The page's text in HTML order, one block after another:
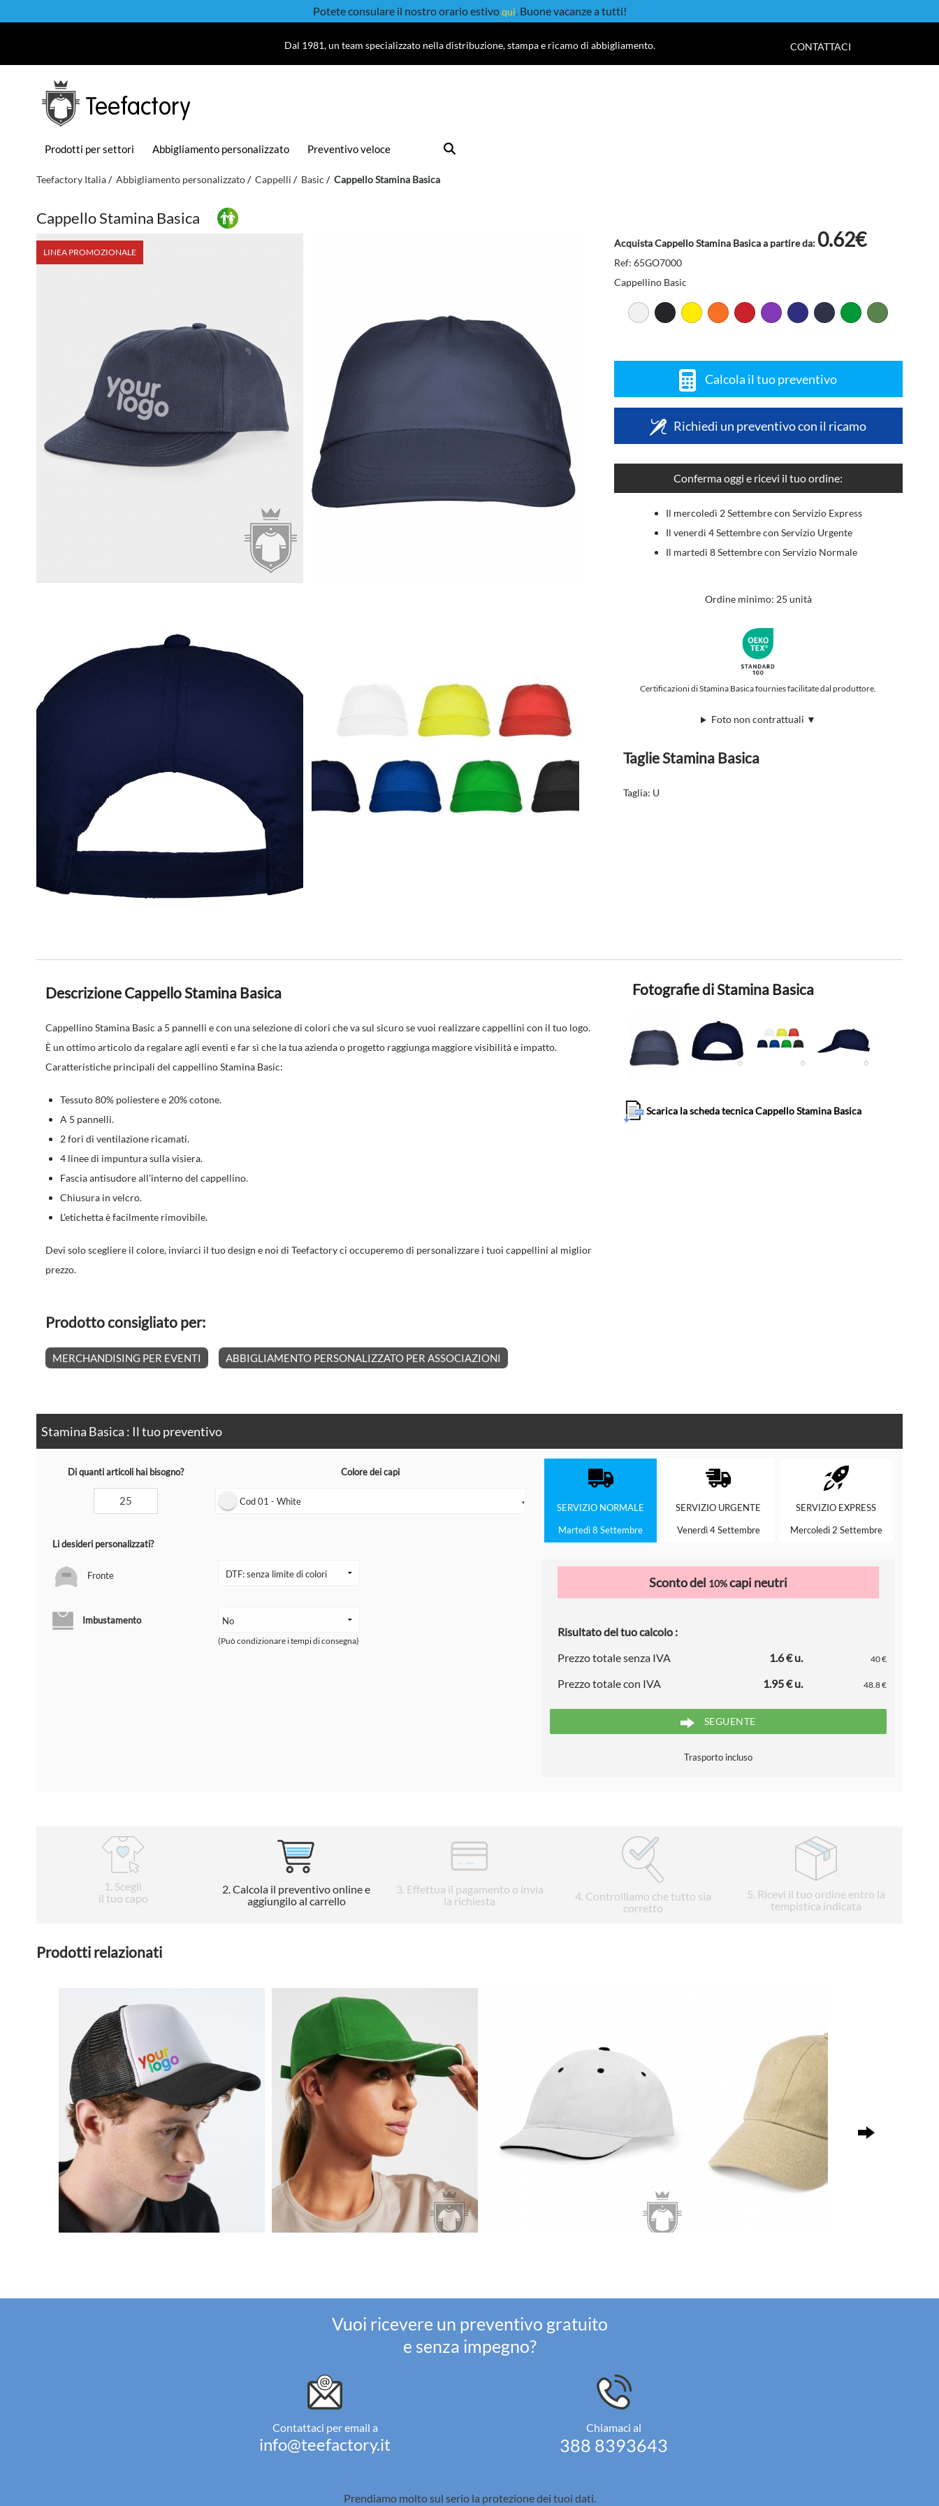
Potete consulare il nostro orario estivoqui. Buone vacanze a tutti!
Dal 1981, un team specializzato nella distribuzione, stampa e ricamo di abbigliamento. CONTATTACI
Teefactory
Prodotti per settori Abbigliamento personalizzato Preventivo veloce
Teefactory Italia Abbigliamento personalizzato Cappelli Basic Cappello Stamina Basica
Cappello Stamina Basica
LINEA PROMOZIONALE
Acquista Cappello Stamina Basica a partire da:0.62€
Ref: 65GO7000
Cappellino Basic
Calcola il tuo preventivo
Richiedi un preventivo con il ricamo
Conferma oggi e ricevi il tuo ordine:
Il mercoledì 2 Settembre con Servizio Express
Il venerdì 4 Settembre con Servizio Urgente
Il martedì 8 Settembre con Servizio Normale
Ordine minimo: 25 unità
Certificazioni di Stamina Basica fournies facilitate dal produttore.
Foto non contrattuali ▼
Taglie Stamina Basica
Taglia: U
Descrizione Cappello Stamina Basica
Cappellino Stamina Basic a 5 pannelli e con una selezione di colori che va sul sicuro se vuoi realizzare cappellini con il tuo logo.
È un ottimo articolo da regalare agli eventi e far sì che la tua azienda o progetto raggiunga maggiore visibilità e impatto.
Caratteristiche principali del cappellino Stamina Basic:
Tessuto 80% poliestere e 20% cotone.
A 5 pannelli.
2 fori di ventilazione ricamati.
4 linee di impuntura sulla visiera.
Fascia antisudore all'interno del cappellino.
Chiusura in velcro.
L'etichetta è facilmente rimovibile.
Devi solo scegliere il colore, inviarci il tuo design e noi di Teefactory ci occuperemo di personalizzare i tuoi cappellini al miglior
prezzo.
Prodotto consigliato per:
MERCHANDISING PER EVENTI ABBIGLIAMENTO PERSONALIZZATO PER ASSOCIAZIONI
Fotografie di Stamina Basica
Scarica la scheda tecnica Cappello Stamina Basica
Stamina Basica : Il tuo preventivo
Di quanti articoli hai bisogno? Colore dei capi
Cod 01 - White ▼
Li desideri personalizzati?
Fronte
Imbustamento
(Può condizionare i tempi di consegna)
SERVIZIO NORMALE
Martedì 8 Settembre
SERVIZIO URGENTE
Venerdì 4 Settembre
SERVIZIO EXPRESS
Mercoledì 2 Settembre
Sconto del 10%capi neutri
Risultato del tuo calcolo :
Prezzo totale senza IVA
1.6 € u. 40 €
Prezzo totale con IVA 1.95 € u. 48.8 €
SEGUENTE
Trasporto incluso
1 . Scegli
il tuo capo
2 . Calcola il preventivo online e
aggiungilo al carrello
3 . Effettua il pagamento o invia
la richiesta
4. Controlliamo che tutto sia
corretto
5. Ricevi il tuo ordine entro la
tempistica indicata
Prodotti relazionati
Vuoi ricevere un preventivo gratuito
e senza impegno?
Contattaci per email a
info@teefactory.it
Chiamaci al
388 8393643
Prendiamo molto sul serio la protezione dei tuoi dati.